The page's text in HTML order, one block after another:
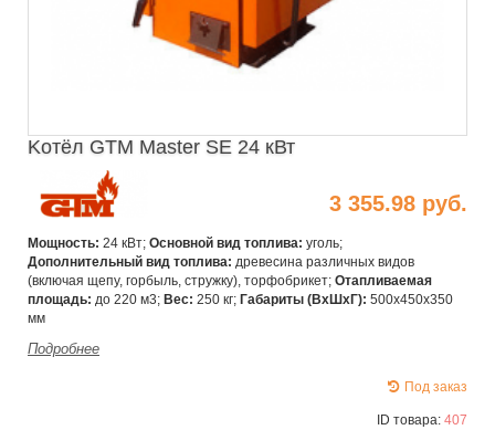
Kотёл GTM Master SE 24 кВт
3 355.98 руб.
Мощность: 24 кВт; Основной вид топлива: уголь;
Дополнительный вид топлива: древесина различных видов
(включая щепу, горбыль, стружку), торфобрикет; Отапливаемая
площадь: до 220 м3; Вес: 250 кг; Габариты (ВхШxГ): 500х450х350
мм
Подробнее
Под заказ
ID товара: 407